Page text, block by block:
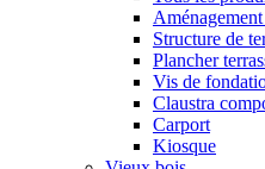
Structure de
Plancher
Vis de
Claustra
Carport
Kiosque